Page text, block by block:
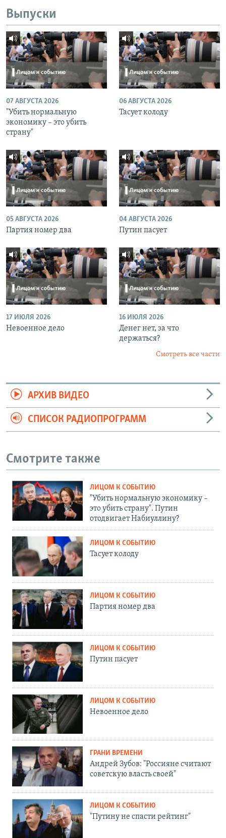
Выпуски
07 АВГУСТА 2026
"Убить нормальную
экономику – это убить
страну"
06 АВГУСТА 2026
Тасует колоду
05 АВГУСТА 2026
Партия номер два
04 АВГУСТА 2026
Путин пасует
17 ИЮЛЯ 2026
Невоенное дело
16 ИЮЛЯ 2026
Денег нет, за что
держаться?
Смотреть все части
АРХИВ ВИДЕО
СПИСОК РАДИОПРОГРАММ
Смотрите также
ЛИЦОМ К СОБЫТИЮ
"Убить нормальную экономику –
это убить страну". Путин
отодвигает Набиуллину?
ЛИЦОМ К СОБЫТИЮ
Тасует колоду
ЛИЦОМ К СОБЫТИЮ
Партия номер два
ЛИЦОМ К СОБЫТИЮ
Путин пасует
ЛИЦОМ К СОБЫТИЮ
Невоенное дело
ГРАНИ ВРЕМЕНИ
Андрей Зубов: "Россияне считают
советскую власть своей"
ЛИЦОМ К СОБЫТИЮ
"Путину не спасти рейтинг"